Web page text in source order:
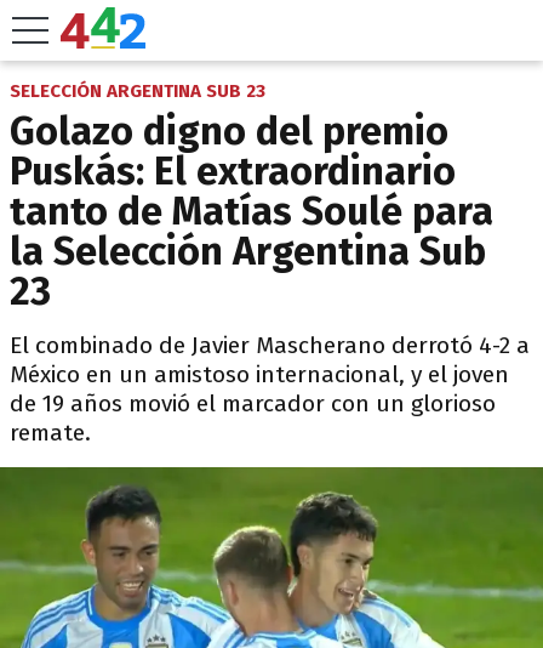
SELECCIÓN ARGENTINA SUB 23
Golazo digno del premio
Puskás: El extraordinario
tanto de Matías Soulé para
la Selección Argentina Sub
23
El combinado de Javier Mascherano derrotó 4-2 a
México en un amistoso internacional, y el joven
de 19 años movió el marcador con un glorioso
remate.